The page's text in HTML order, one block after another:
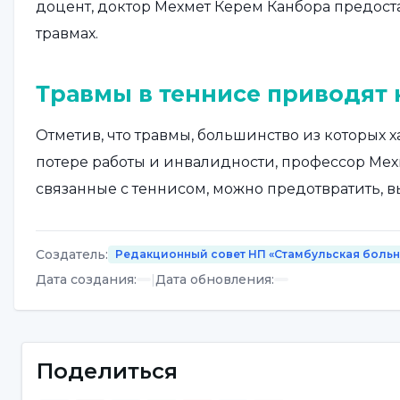
доцент, доктор Мехмет Керем Канбора
травмах.
Травмы в теннисе приводят
Отметив, что травмы, большинство из которых
потере работы и инвалидности, профессор
связанные с теннисом, можно предотвратить,
Чаще всего встречаются
"Причиной примерно 2/3 травм в теннисе
распространенными травмами являются
стрессовые переломы (небольшие переломы,
Создатель: Редакционный совет НП «Стамбульская
Дата создания: |Дата обновления:
Поделиться